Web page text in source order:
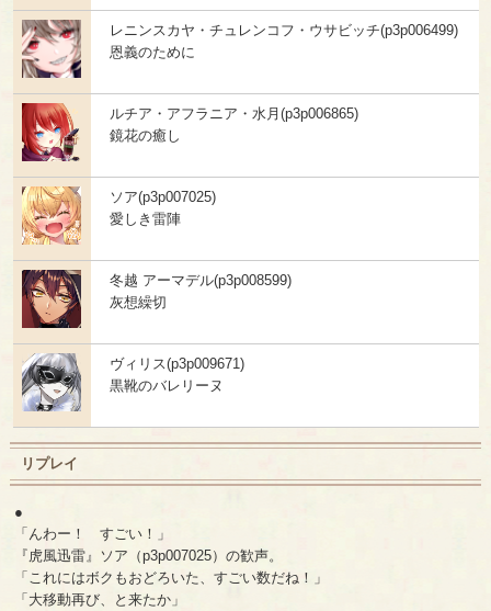
レニンスカヤ・チュレンコフ・ウサビッチ(p3p006499)
恩義のために
ルチア・アフラニア・水月(p3p006865)
鏡花の癒し
ソア(p3p007025)
愛しき雷陣
冬越 アーマデル(p3p008599)
灰想繰切
ヴィリス(p3p009671)
黒靴のバレリーヌ
リプレイ
●
「んわー！ すごい！」
『虎風迅雷』ソア（p3p007025）の歓声。
「これにはボクもおどろいた、すごい数だね！」
「大移動再び、と来たか」